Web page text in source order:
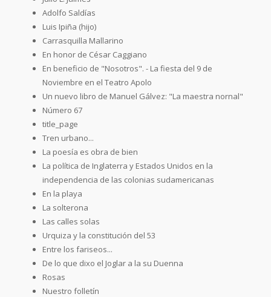
Adolfo Saldías
Luis Ipiña (hijo)
Carrasquilla Mallarino
En honor de César Caggiano
En beneficio de "Nosotros". - La fiesta del 9 de
Noviembre en el Teatro Apolo
Un nuevo libro de Manuel Gálvez: "La maestra nornal"
Número 67
title_page
Tren urbano...
La poesía es obra de bien
La política de Inglaterra y Estados Unidos en la
independencia de las colonias sudamericanas
En la playa
La solterona
Las calles solas
Urquiza y la constitución del 53
Entre los fariseos...
De lo que dixo el Joglar a la su Duenna
Rosas
Nuestro folletín